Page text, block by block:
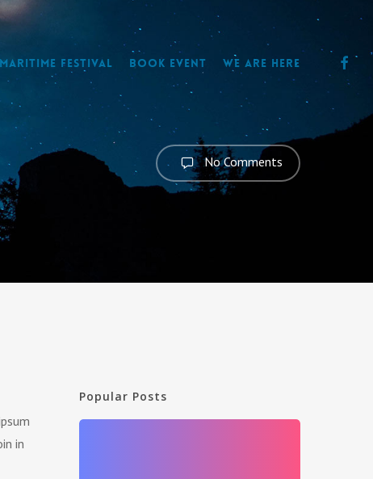
Maritime Festival Book Event We are here
No Comments
in
Popular Posts